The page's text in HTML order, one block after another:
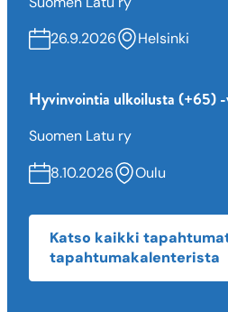
26.9.2026
Helsinki
Hyvinvointia ulkoilusta (+65)
Suomen Latu ry
8.10.2026
Oulu
Katso kaikki
tapahtumakalenterista